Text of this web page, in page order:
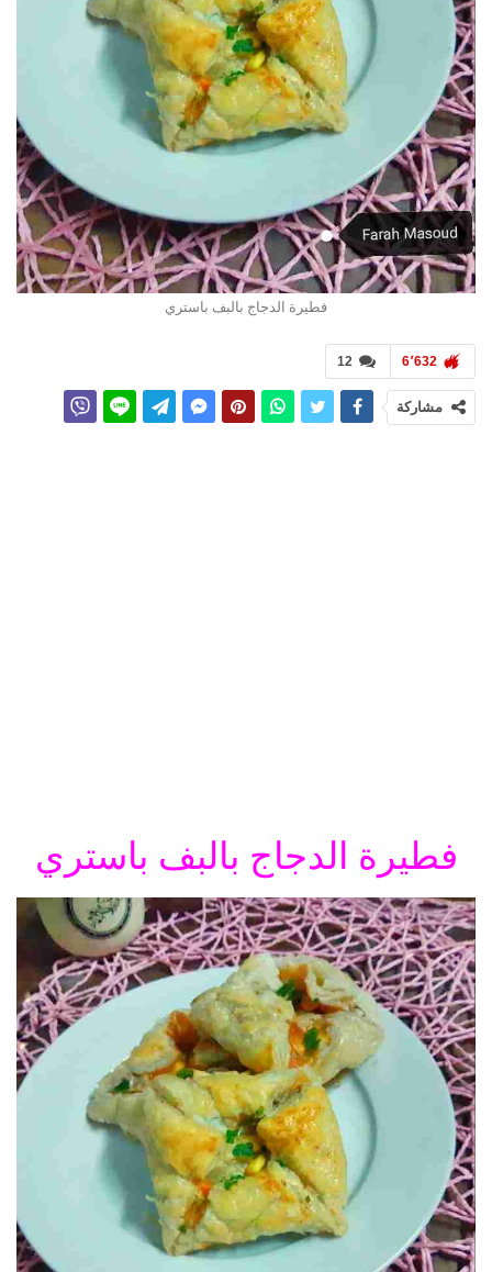
فطيرة الدجاج بالبف باستري
12 6٬632
مشاركة
فطيرة الدجاج بالبف باستري